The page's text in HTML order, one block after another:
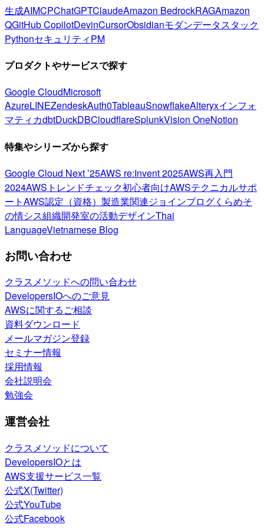
生成AIMCPChatGPTClaudeAmazon BedrockRAGAmazon
QGitHub CopilotDevinCursorObsidianモダンデータスタック
PythonセキュリティPM
プロダクトやサービスで探す
Google CloudMicrosoft
AzureLINEZendeskAuth0TableauSnowflakeAlteryxインフォ
マティカdbtDuckDBCloudflareSplunkVision OneNotion
特集やシリーズから探す
Google Cloud Next ’25AWS re:Invent 2025AWS再入門
2024AWSトレンドチェック初心者向けAWSテクニカルサポ
ートAWS認定（資格） 製造業関連ジョインブログくらめそ
の情シス組織開発室の活動デザインThai
LanguageVietnamese Blog
お問い合わせ
クラスメソッドへの問い合わせ
DevelopersIOへのご意見
AWSに関するご相談
資料ダウンロード
メールマガジン登録
セミナー情報
採用情報
会社説明会
勉強会
運営会社
クラスメソッドについて
DevelopersIOとは
AWS支援サービス一覧
公式X(Twitter)
公式YouTube
公式Facebook